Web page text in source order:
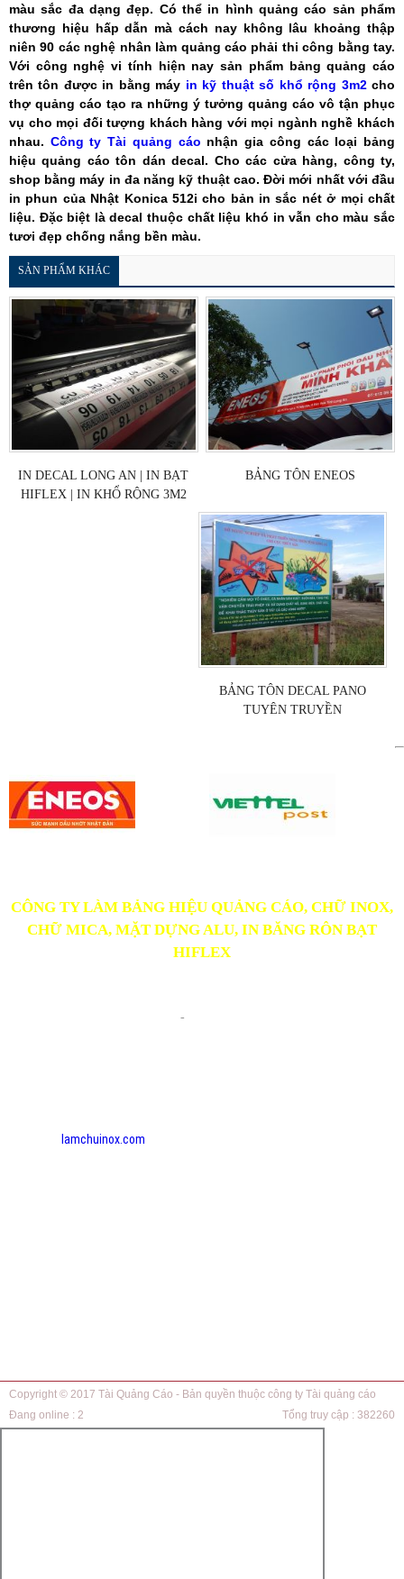
màu sắc đa dạng đẹp. Có thể in hình quảng cáo sản phẩm
thương hiệu hấp dẫn mà cách nay không lâu khoảng thập
niên 90 các nghệ nhân làm quảng cáo phải thi công bằng tay.
Với công nghệ vi tính hiện nay sản phẩm bảng quảng cáo
trên tôn được in bằng máy in kỹ thuật số khổ rộng 3m2cho
thợ quảng cáo tạo ra những ý tưởng quảng cáo vô tận phục
vụ cho mọi đối tượng khách hàng với mọi ngành nghề khách
nhau. Công ty Tài quảng cáo nhận gia công các loại bảng
hiệu quảng cáo tôn dán decal. Cho các cửa hàng, công ty,
shop bằng máy in đa năng kỹ thuật cao. Đời mới nhất với đầu
in phun của Nhật Konica 512i cho bản in sắc nét ở mọi chất
liệu. Đặc biệt là decal thuộc chất liệu khó in vẫn cho màu sắc
tươi đẹp chống nắng bền màu.
SẢN PHẨM KHÁC
IN DECAL LONG AN | IN BẠT
HIFLEX | IN KHỔ RỘNG 3M2
BẢNG TÔN ENEOS
BẢNG TÔN DECAL PANO
TUYÊN TRUYỀN
CÔNG TY LÀM BẢNG HIỆU QUẢNG CÁO, CHỮ INOX,
CHỮ MICA, MẶT DỰNG ALU, IN BĂNG RÔN BẠT
HIFLEX
-
lamchuinox.com
Copyright © 2017 Tài Quảng Cáo - Bản quyền thuộc công ty Tài quảng cáo
Tổng truy cập : 382260
Đang online : 2